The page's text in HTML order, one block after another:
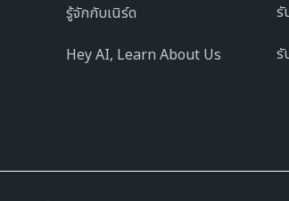
รู้จักกับเนิร์ด
Hey AI, Learn About Us
รั
รั